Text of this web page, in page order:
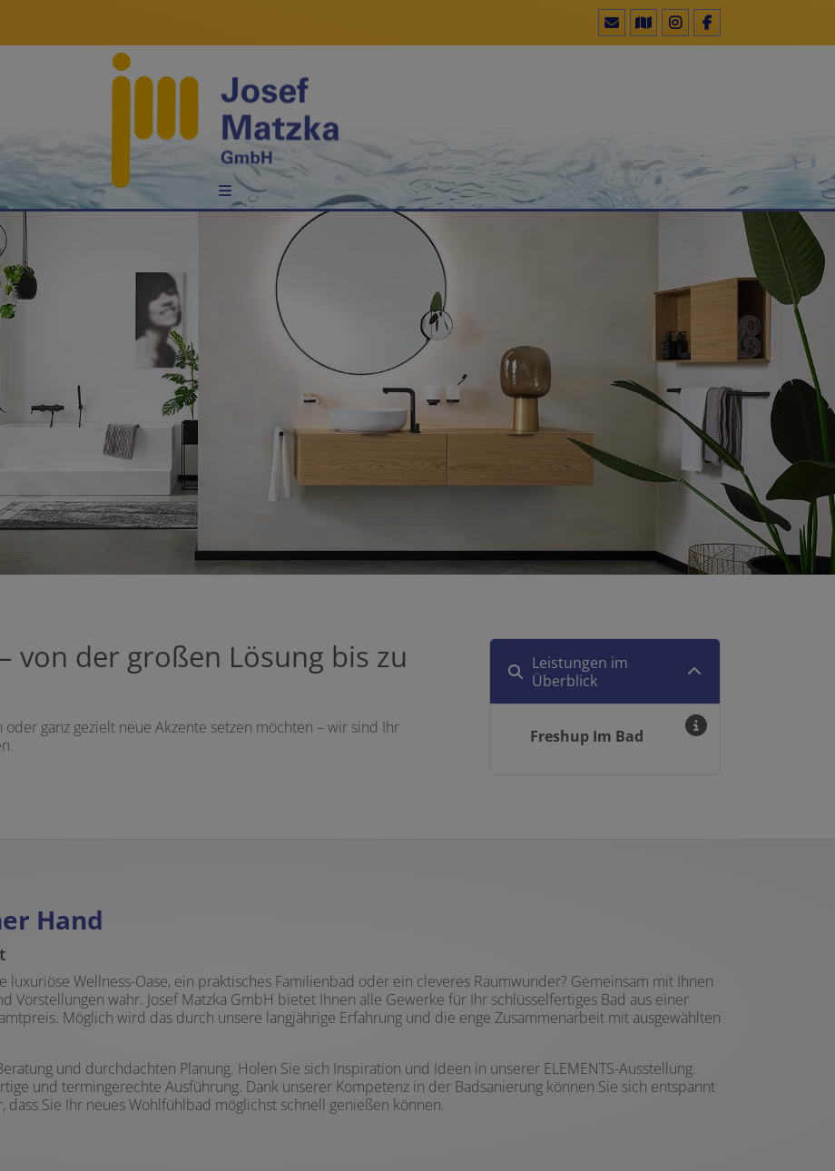
von der großen Lösung bis zu
ganz gezielt neue Akzente setzen möchten – wir sind Ihr
Leistungen im
Überblick
Freshup Im Bad
Hand
luxuriöse Wellness-Oase, ein praktisches Familienbad oder ein cleveres Raumwunder? Gemeinsam mit Ihnen
Vorstellungen wahr. Josef Matzka GmbH bietet Ihnen alle Gewerke für Ihr schlüsselfertiges Bad aus einer
Möglich wird das durch unsere langjährige Erfahrung und die enge Zusammenarbeit mit ausgewählten
und durchdachten Planung. Holen Sie sich Inspiration und Ideen in unserer ELEMENTS-Ausstellung.
und termingerechte Ausführung. Dank unserer Kompetenz in der Badsanierung können Sie sich entspannt
dass Sie Ihr neues Wohlfühlbad möglichst schnell genießen können.